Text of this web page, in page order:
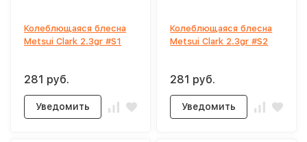
Колеблющаяся блесна
Metsui Clark 2.3gr #S1
281 руб.
Уведомить
Колеблющаяся блесна
Metsui Clark 2.3gr #S2
281 руб.
Уведомить